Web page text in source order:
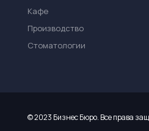
Кафе
Производство
Стоматологии
© 2023 Бизнес Бюро. Все права